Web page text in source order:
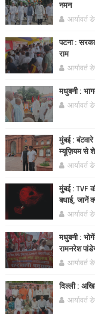
नमन
आर्यावर्त
पटना :
राम
आर्यावर्त
मधुबनी :
आर्यावर्त
मुंबई :
म्यूज़ियम से
आर्यावर्त
मुंबई : TVF
बधाई, जानें
आर्यावर्त
मधुबनी :
रामनरेश
आर्यावर्त
दिल्ली :
आर्यावर्त